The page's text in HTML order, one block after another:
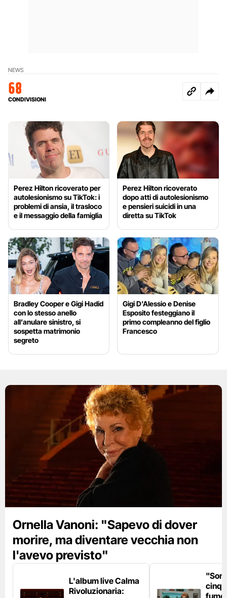
NEWS
68
CONDIVISIONI
Perez Hilton ricoverato per
autolesionismo su TikTok: i
problemi di ansia, il trasloco
e il messaggio della famiglia
Perez Hilton ricoverato
dopo atti di autolesionismo
e pensieri suicidi in una
diretta su TikTok
Bradley Cooper e Gigi Hadid
con lo stesso anello
all’anulare sinistro, si
sospetta matrimonio
segreto
Gigi D’Alessio e Denise
Esposito festeggiano il
primo compleanno del figlio
Francesco
Ornella Vanoni: "Sapevo di dover
morire, ma diventare vecchia non
l'avevo previsto"
L'album live Calma
Rivoluzionaria: